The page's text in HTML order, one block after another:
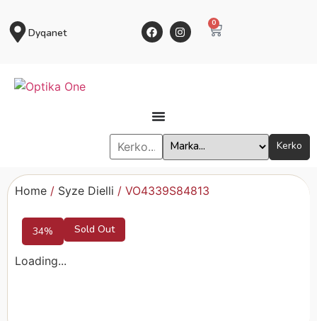
Dyqanet
0
Kerko
Home / Syze Dielli / VO4339S84813
34% Sold Out
Loading...